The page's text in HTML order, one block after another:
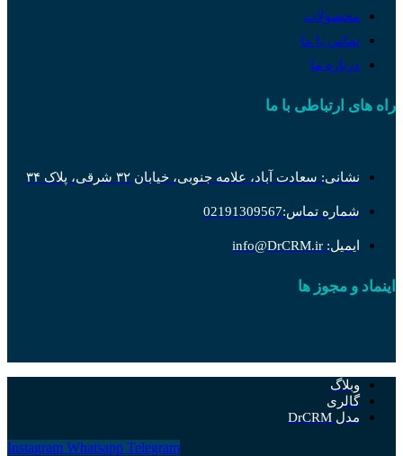
محصولات
تماس با ما
درباره ما
راه های ارتباطی با ما
نشانی: سعادت آباد، علامه جنوبی، خیابان ۳۲ شرقی، پلاک ۳۴
شماره تماس:02191309567
ایمیل: info@DrCRM.ir
اینماد و مجوز ها
وبلاگ
گالری
مدل DrCRM
Instagram Whatsapp Telegram